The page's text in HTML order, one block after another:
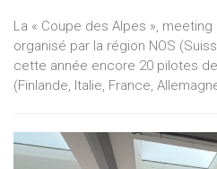
La « Coupe des Alpes »,
organisé par la région NOS
cette année encore 20 pilotes
(Finlande, Italie, France,